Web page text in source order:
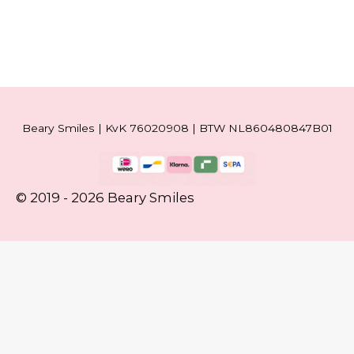
Beary Smiles | KvK 76020908 | BTW NL860480847B01
© 2019 - 2026 Beary Smiles